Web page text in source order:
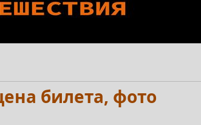
билета, фото